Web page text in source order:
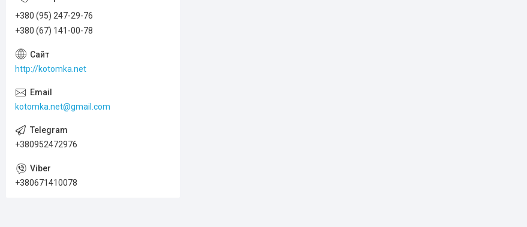
+380 (95) 247-29-76
+380 (67) 141-00-78
http://kotomka.net
kotomka.net@gmail.com
+380952472976
+380671410078